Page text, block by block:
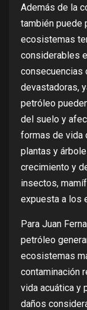
Además de la
también puede
ecosistemas
considerables
consecuencias
devastadoras,
petróleo
del suelo y
formas de vida
plantas y
crecimiento y
insectos,
expuesta a los
Para Juan
petróleo
ecosistemas
contaminación
vida acuática y
daños